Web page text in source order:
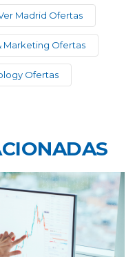
Madrid Ofertas
Marketing Ofertas
Ofertas